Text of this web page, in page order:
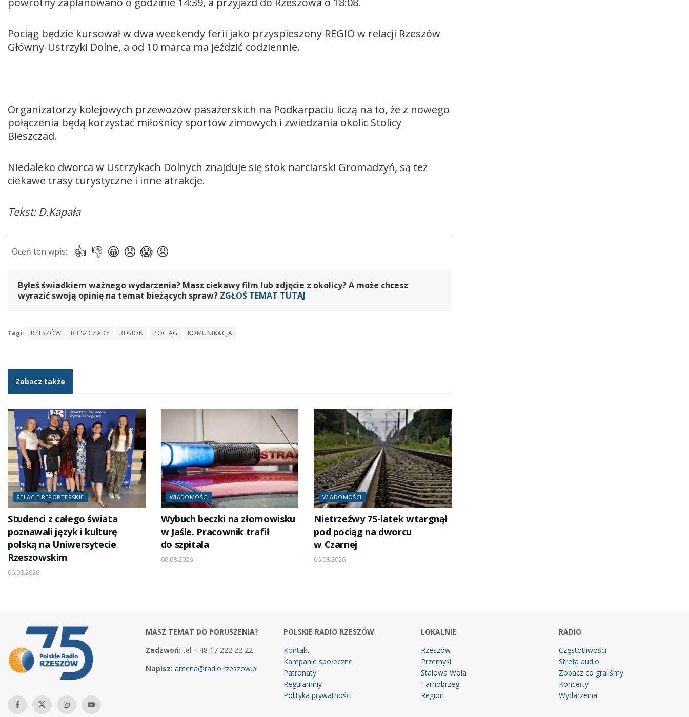
Pociąg będzie kursował w dwa weekendy ferii jako przyspieszony REGIO w relacji Rzeszów
Główny-Ustrzyki Dolne, a od 10 marca ma jeździć codziennie.
Organizatorzy kolejowych przewozów pasażerskich na Podkarpaciu liczą na to, że z nowego
połączenia będą korzystać miłośnicy sportów zimowych i zwiedzania okolic Stolicy
Bieszczad.
Niedaleko dworca w Ustrzykach Dolnych znajduje się stok narciarski Gromadzyń, są też
ciekawe trasy turystyczne i inne atrakcje.
Tekst: D.Kapała
Byłeś świadkiem ważnego wydarzenia? Masz ciekawy film lub zdjęcie z okolicy? A może chcesz
wyrazić swoją opinię na temat bieżących spraw? ZGŁOŚ TEMAT TUTAJ
Tagi: RZESZÓW BIESZCZADY REGION POCIĄG KOMUNIKACJA
Zobacz także
RELACJE REPORTERSKIE
Studenci z całego świata
poznawali język i kulturę
polską na Uniwersytecie
Rzeszowskim
06.08.2026
WIADOMOŚCI
Wybuch beczki na złomowisku
w Jaśle. Pracownik trafił
do szpitala
06.08.2026
WIADOMOŚCI
Nietrzeźwy 75-latek wtargnął
pod pociąg na dworcu
w Czarnej
06.08.2026
MASZ TEMAT DO PORUSZENIA?
Zadzwoń: tel. +48 17 222 22 22
Napisz: antena@radio.rzeszow.pl
POLSKIE RADIO RZESZÓW
Kontakt
Kampanie społeczne
Patronaty
Regulaminy
Polityka prywatności
LOKALNIE
Rzeszów
Przemyśl
Stalowa Wola
Tarnobrzeg
Region
RADIO
Częstotliwości
Strefa audio
Zobacz co graliśmy
Koncerty
Wydarzenia